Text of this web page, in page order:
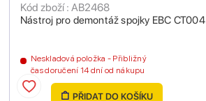
Nástroj pro demontáž spojky EBC CT004
Kód zboží : AB2468
Neskladová položka - Přibližný
čas doručení 14 dní od nákupu
PŘIDAT DO KOŠÍKU